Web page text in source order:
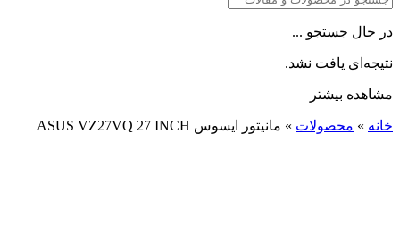
در حال جستجو ...
نتیجه‌ای یافت نشد.
مشاهده بیشتر
خانه » محصولات » مانیتور ایسوس ASUS VZ27VQ 27 INCH